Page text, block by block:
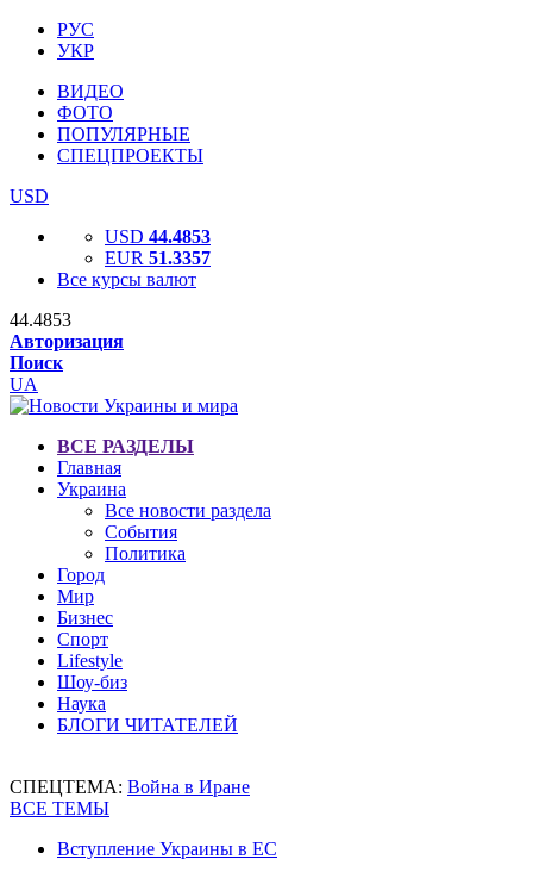
РУС
УКР
ВИДЕО
ФОТО
ПОПУЛЯРНЫЕ
СПЕЦПРОЕКТЫ
USD
USD 44.4853
EUR 51.3357
Все курсы валют
44.4853
Авторизация
Поиск
UA
ВСЕ РАЗДЕЛЫ
Главная
Украина
Все новости раздела
События
Политика
Город
Мир
Бизнес
Спорт
Lifestyle
Шоу-биз
Наука
БЛОГИ ЧИТАТЕЛЕЙ
СПЕЦТЕМА: Война в Иране
ВСЕ ТЕМЫ
Вступление Украины в ЕС